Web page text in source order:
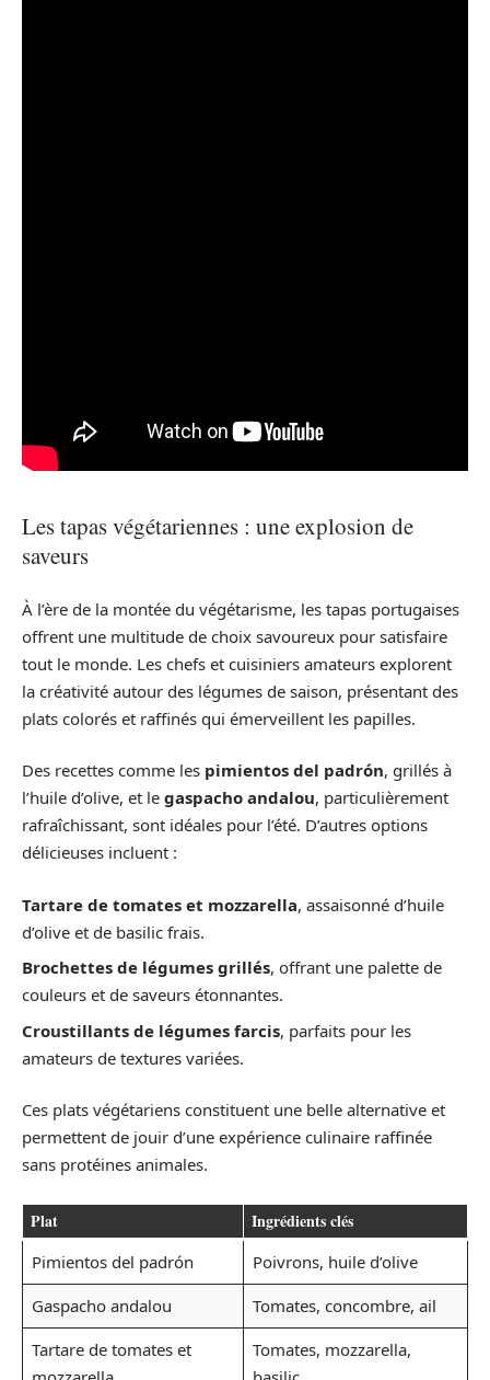
Les tapas végétariennes : une explosion de
saveurs
À l’ère de la montée du végétarisme, les tapas portugaises
offrent une multitude de choix savoureux pour satisfaire
tout le monde. Les chefs et cuisiniers amateurs explorent
la créativité autour des légumes de saison, présentant des
plats colorés et raffinés qui émerveillent les papilles.
Des recettes comme les pimientos del padrón, grillés à
l’huile d’olive, et le gaspacho andalou, particulièrement
rafraîchissant, sont idéales pour l’été. D’autres options
délicieuses incluent :
Tartare de tomates et mozzarella, assaisonné d’huile
d’olive et de basilic frais.
Brochettes de légumes grillés, offrant une palette de
couleurs et de saveurs étonnantes.
Croustillants de légumes farcis, parfaits pour les
amateurs de textures variées.
Ces plats végétariens constituent une belle alternative et
permettent de jouir d’une expérience culinaire raffinée
sans protéines animales.
Plat Ingrédients clés
Pimientos del padrón
Poivrons, huile d’olive
Gaspacho andalou
Tomates, concombre, ail
Tartare de tomates et
Tomates, mozzarella,